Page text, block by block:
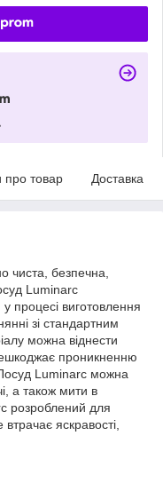
про товар Доставка
чиста, безпечна,
Luminarc
у процесі виготовлення
зі стандартним
можна віднести
проникненню
Посуд Luminarc можна
а також мити в
розроблений для
яскравості,